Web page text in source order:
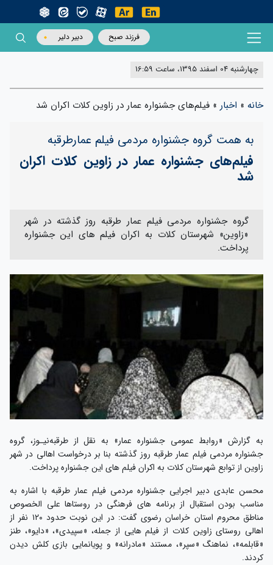
فرزند صبح دبیر دلیر
چهارشنبه 04 اسفند 1395، ساعت 16:59
خانه » اخبار » فیلم‌های جشنواره عمار در زاوین کلات اکران شد
به همت گروه جشنواره مردمی فیلم عمارطرقبه
فیلم‌های جشنواره عمار در زاوین کلات اکران
شد
گروه جشنواره مردمی فیلم عمار طرقبه روز گذشته در شهر
«زاوین» شهرستان کلات به اکران فیلم های این جشنواره
پرداخت.
به گزارش «روابط عمومی جشنواره عمار» به نقل از طرقبه‌نیـوز، گروه
جشنواره مردمی فیلم عمار طرقبه روز گذشته بنا بر درخواست اهالی در شهر
زاوین از توابع شهرستان کلات به اکران فیلم های این جشنواره پرداخت.
محسن عابدی دبیر اجرایی جشنواره مردمی فیلم عمار طرقبه با اشاره به
مناسب بودن استقبال از برنامه های فرهنگی در روستاها علی الخصوص
مناطق محروم استان خراسان رضوی گفت: در این نوبت حدود ۱۲۰ نفر از
اهالی روستای زاوین کلات از فیلم هایی از جمله، «سپیدی»، «دایو»، طنز
«قابلمه»، نماهنگ «سپر»، مستند «مادرانه» و پویانمایی بازی کلش دیدن
کردند.